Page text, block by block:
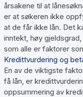
årsakene til at
er at søkeren ikke
at de får ikke lån. Det
inntekt, høy
som alle er faktorer
Kredittvurdering og
En av de viktigste
få lån, er
oppsummering av